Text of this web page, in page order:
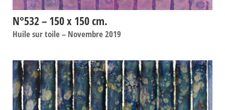
N°532 – 150 x 150 cm.
Huile sur toile – Novembre 2019